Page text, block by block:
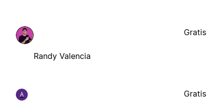
Randy Valencia
Gratis
A Gratis